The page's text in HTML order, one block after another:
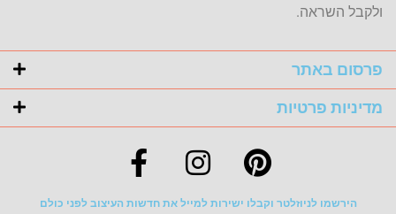
ולקבל השראה.
פרסום באתר
מדיניות פרטיות
הירשמו לניוזלטר וקבלו ישירות למייל את חדשות העיצוב לפני כולם